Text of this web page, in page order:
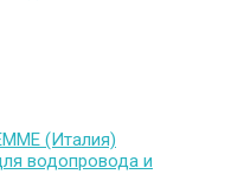
(Италия)
водопровода и